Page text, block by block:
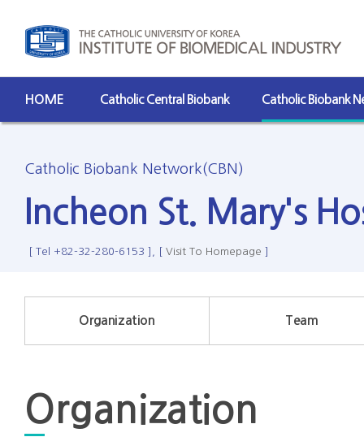
HOME Catholic Central Biobank Catholic Biobank
Catholic Biobank Network(CBN)
Incheon St. Mary's
[ Tel +82-32-280-6153 ], [ Visit To Homepage ]
Organization Team
Organization